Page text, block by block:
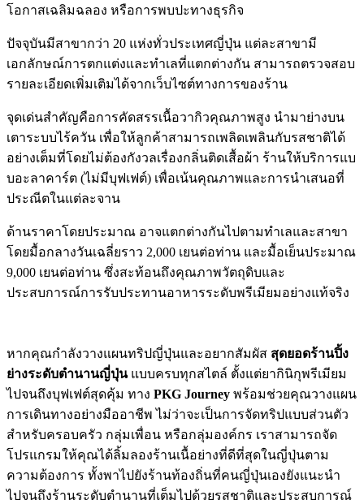
โอกาสเฉลิมฉลอง หรือการพบปะทางธุรกิจ
ปัจจุบันมีสาขากว่า 20 แห่งทั่วประเทศญี่ปุ่น แต่ละสาขามี
เอกลักษณ์การตกแต่งและทำเลที่แตกต่างกัน สามารถตรวจสอบ
รายละเอียดเพิ่มเติมได้จากเว็บไซต์ทางการของร้าน
จุดเด่นสำคัญคือการคัดสรรเนื้อวากิวคุณภาพสูง นำมาย่างบน
เตาระบบไร้ควัน เพื่อให้ลูกค้าสามารถเพลิดเพลินกับรสชาติได้
อย่างเต็มที่โดยไม่ต้องกังวลเรื่องกลิ่นติดเสื้อผ้า ร้านให้บริการแบ
บอะลาคาร์ต (ไม่มีบุฟเฟต์) เพื่อเน้นคุณภาพและการนำเสนอที่
ประณีตในแต่ละจาน
ด้านราคาโดยประมาณ อาจแตกต่างกันไปตามทำเลและสาขา
โดยมื้อกลางวันเฉลี่ยราว 2,000 เยนต่อท่าน และมื้อเย็นประมาณ
9,000 เยนต่อท่าน ซึ่งสะท้อนถึงคุณภาพวัตถุดิบและ
ประสบการณ์การรับประทานอาหารระดับพรีเมียมอย่างแท้จริง
หากคุณกำลังวางแผนทริปญี่ปุ่นและอยากสัมผัส สุดยอดร้านปิ้ง
ย่างระดับตำนานญี่ปุ่นแบบครบทุกสไตล์ ตั้งแต่ยากินิกุพรีเมียม
ไปจนถึงบุฟเฟต์สุดคุ้ม ทาง PKG Journey พร้อมช่วยคุณวางแผน
การเดินทางอย่างมืออาชีพ ไม่ว่าจะเป็นการจัดทริปแบบส่วนตัว
สำหรับครอบครัว กลุ่มเพื่อน หรือกลุ่มองค์กร เราสามารถจัด
โปรแกรมให้คุณได้ลิ้มลองร้านเนื้อย่างที่ดีที่สุดในญี่ปุ่นตาม
ความต้องการ ทั้งพาไปยังร้านท้องถิ่นที่คนญี่ปุ่นเองยังแนะนำ
ไปจนถึงร้านระดับตำนานที่เต็มไปด้วยรสชาติและประสบการณ์